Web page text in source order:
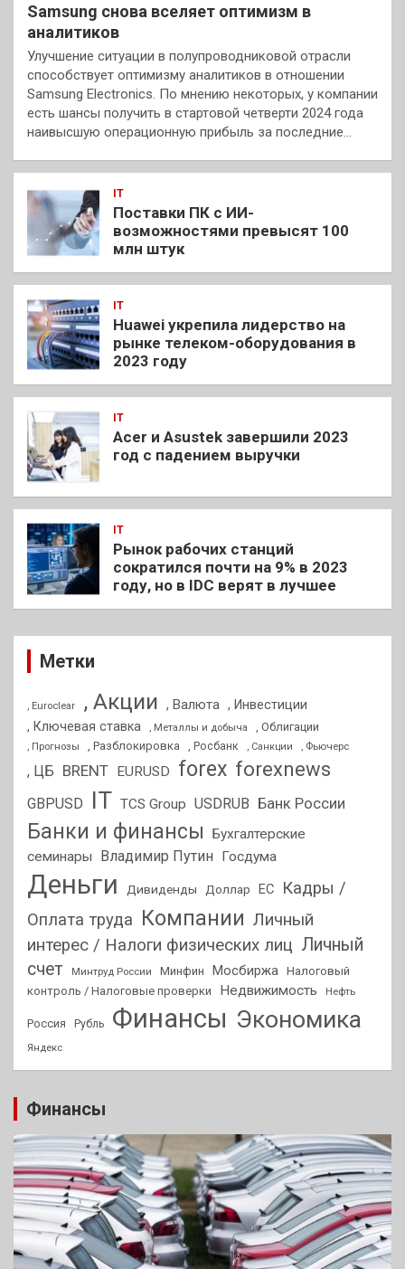
Samsung снова вселяет оптимизм в
аналитиков
Улучшение ситуации в полупроводниковой отрасли
способствует оптимизму аналитиков в отношении
Samsung Electronics. По мнению некоторых, у компании
есть шансы получить в стартовой четверти 2024 года
наивысшую операционную прибыль за последние…
IT
Поставки ПК с ИИ-
возможностями превысят 100
млн штук
IT
Huawei укрепила лидерство на
рынке телеком-оборудования в
2023 году
IT
Acer и Asustek завершили 2023
год с падением выручки
IT
Рынок рабочих станций
сократился почти на 9% в 2023
году, но в IDC верят в лучшее
Метки
, Euroclear , Акции , Валюта
, Инвестиции
, Ключевая ставка
, Металлы и добыча , Облигации
, Прогнозы , Разблокировка , Росбанк , Санкции , Фьючерс
, ЦБ BRENT EURUSD forex forexnews
GBPUSD IT TCS Group USDRUB Банк России
Банки и финансы
Бухгалтерские
семинары
Владимир Путин Госдума
Деньги Дивиденды Доллар ЕС
Кадры /
Оплата труда Компании Личный
интерес / Налоги физических лиц Личный
счет
Минтруд России Минфин Мосбиржа
Налоговый
контроль / Налоговые проверки
Недвижимость Нефть
Россия Рубль Финансы Экономика
Яндекс
Финансы